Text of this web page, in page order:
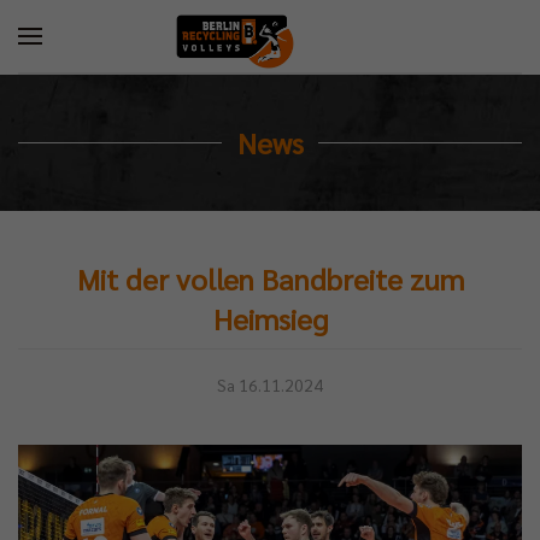
News
Mit der vollen Bandbreite zum
Heimsieg
Sa 16.11.2024